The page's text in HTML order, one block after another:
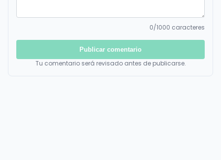
0/1000 caracteres
Publicar comentario
Tu comentario será revisado antes de publicarse.